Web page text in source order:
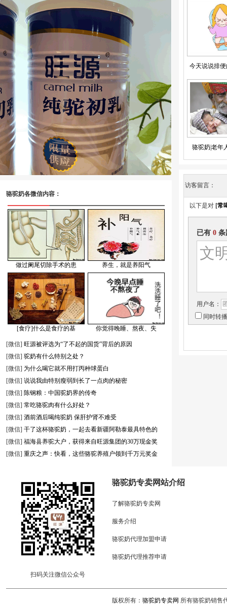
骆驼奶各微信内容：
做过阑尾切除手术的患 养生，就是养阳气
[食疗]什么是食疗的基 你觉得晚睡、熬夜、失
[微信] 旺源被评选为“了不起的国货”背后的原因
[微信] 驼奶有什么特别之处？
[微信] 为什么喝它就不用打丙种球蛋白
[微信] 说说我由特别瘦弱到长了一点肉的秘密
[微信] 陈钢粮：中国驼奶界的传奇
[微信] 常吃骆驼肉有什么好处？
[微信] 酒前酒后喝纯驼奶 保肝护肾不难受
[微信] 干了这杯骆驼奶，一起去看新疆阿勒泰最具特色的
[微信] 福海县养驼大户，获得来自旺源集团的30万现金奖
[微信] 重庆之声：快看，这些骆驼养殖户领到千万元奖金
今天说说排
骆驼奶|老年
访客留言：
以下是对 [常
已有 0 条
用户名：
同时转
骆驼奶专卖网站介绍
了解骆驼奶专卖网
服务介绍
骆驼奶代理加盟申请
骆驼奶代理推荐申请
扫码关注微信公众号
版权所有： 骆驼奶专卖网 所有骆驼奶销售